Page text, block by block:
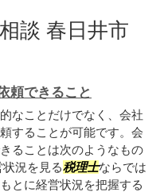
談 春日井市
頼できること
なことだけでなく、会社
することが可能です。会
ることは次のようなもの
況を見る税理士ならでは
とに経営状況を把握する